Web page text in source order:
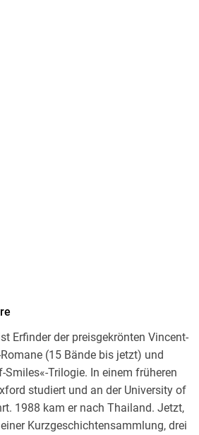
Erfinder der preisgekrönten Vincent-
(15 Bände bis jetzt) und
Smiles«-Trilogie. In einem früheren
studiert und an der University of
1988 kam er nach Thailand. Jetzt,
Kurzgeschichtensammlung, drei